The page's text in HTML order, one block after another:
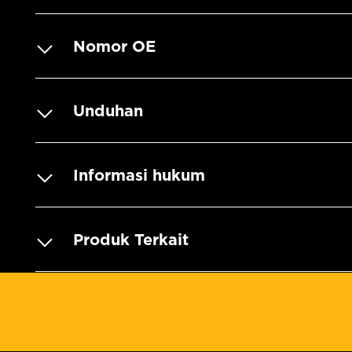
Nomor OE
Unduhan
Informasi hukum
Produk Terkait